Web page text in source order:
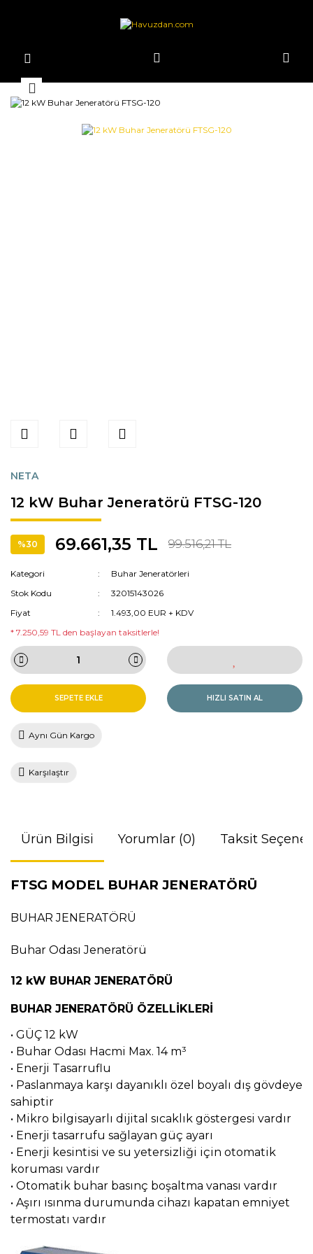
NETA
12 kW Buhar Jeneratörü FTSG-120
%30 69.661,35 TL 99.516,21 TL
Kategori
Buhar Jeneratörleri
Stok Kodu
32015143026
Fiyat
1.493,00 EUR + KDV
* 7.250,59 TL den başlayan taksitlerle!
SEPETE EKLE HIZLI SATIN AL
Aynı Gün Kargo
Karşılaştır
Ürün Bilgisi Yorumlar (0) Taksit
FTSG MODEL BUHAR JENERATÖRÜ
BUHAR JENERATÖRÜ
Buhar Odası Jeneratörü
12 kW BUHAR JENERATÖRÜ
BUHAR JENERATÖRÜ ÖZELLİKLERİ
• GÜÇ 12 kW
• Buhar Odası Hacmi Max. 14 m³
• Enerji Tasarruflu
• Paslanmaya karşı dayanıklı özel boyalı dış gövdeye
sahiptir
• Mikro bilgisayarlı dijital sıcaklık göstergesi vardır
• Enerji tasarrufu sağlayan güç ayarı
• Enerji kesintisi ve su yetersizliği için otomatik
koruması vardır
• Otomatik buhar basınç boşaltma vanası vardır
• Aşırı ısınma durumunda cihazı kapatan emniyet
termostatı vardır